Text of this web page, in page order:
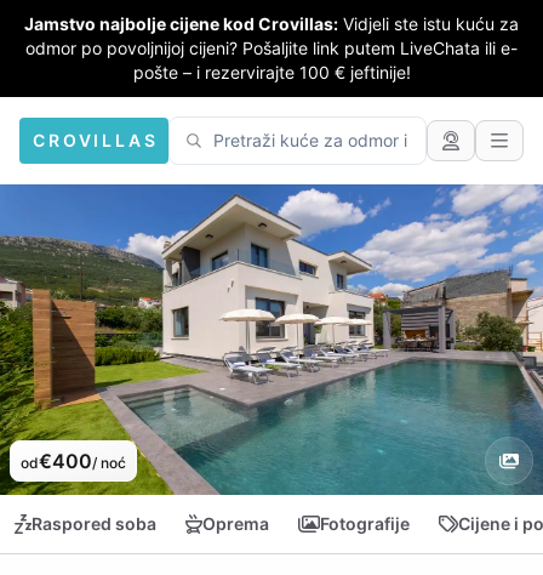
Jamstvo najbolje cijene kod Crovillas: Vidjeli ste istu kuću za
odmor po povoljnijoj cijeni? Pošaljite link putem LiveChata ili e-
pošte – i rezervirajte 100 € jeftinije!
CROVILLAS
od€400/ noć
Raspored soba Oprema Fotografije Cijene i